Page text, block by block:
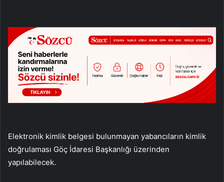
Elektronik kimlik belgesi bulunmayan yabancıların kimlik
doğrulaması Göç İdaresi Başkanlığı üzerinden
yapılabilecek.